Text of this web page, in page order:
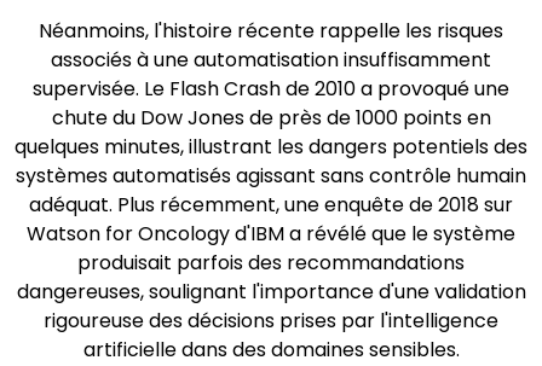
Néanmoins, l'histoire récente rappelle les risques
associés à une automatisation insuffisamment
supervisée. Le Flash Crash de 2010 a provoqué une
chute du Dow Jones de près de 1000 points en
quelques minutes, illustrant les dangers potentiels des
systèmes automatisés agissant sans contrôle humain
adéquat. Plus récemment, une enquête de 2018 sur
Watson for Oncology d'IBM a révélé que le système
produisait parfois des recommandations
dangereuses, soulignant l'importance d'une validation
rigoureuse des décisions prises par l'intelligence
artificielle dans des domaines sensibles.